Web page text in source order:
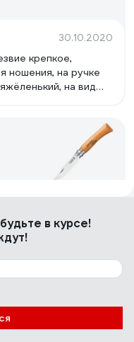
30.10.2020
крепкое,
ношения, на ручке
на вид
в курсе!